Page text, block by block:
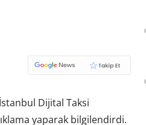
Dijital Taksi
yaparak bilgilendirdi.